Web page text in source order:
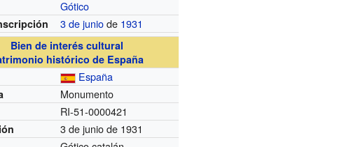
Gótico
3 de juniode 1931
Bien de interés cultural
histórico de España
España
Monumento
RI-51-0000421
3 de junio de 1931